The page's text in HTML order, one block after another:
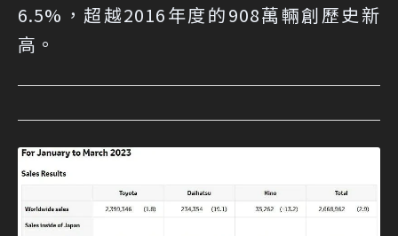
6.5%，超越2016年度的908萬輛創歷史新
高。